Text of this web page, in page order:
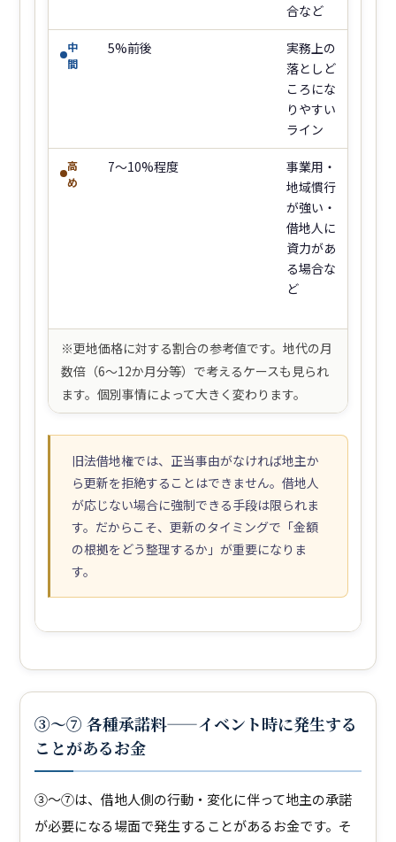
合など
中
間
5%前後
実務上の
落としど
ころにな
りやすい
ライン
高
め
7〜10%程度
事業用・
地域慣行
が強い・
借地人に
資力があ
る場合な
ど
※更地価格に対する割合の参考値です。地代の月
数倍（6〜12か月分等）で考えるケースも見られ
ます。個別事情によって大きく変わります。
旧法借地権では、正当事由がなければ地主か
ら更新を拒絶することはできません。借地人
が応じない場合に強制できる手段は限られま
す。だからこそ、更新のタイミングで「金額
の根拠をどう整理するか」が重要になりま
す。
③〜⑦ 各種承諾料——イベント時に発生する
ことがあるお金
③〜⑦は、借地人側の行動・変化に伴って地主の承諾
が必要になる場面で発生することがあるお金です。そ